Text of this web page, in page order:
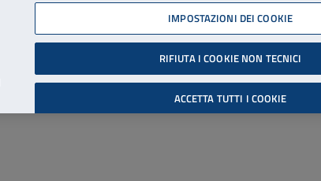
06 45539607
Accessibilità
Cerca
IMPOSTAZIONI DEI COOKIE
RIFIUTA I COOKIE NON TECNICI
ACCETTA TUTTI I COOKIE